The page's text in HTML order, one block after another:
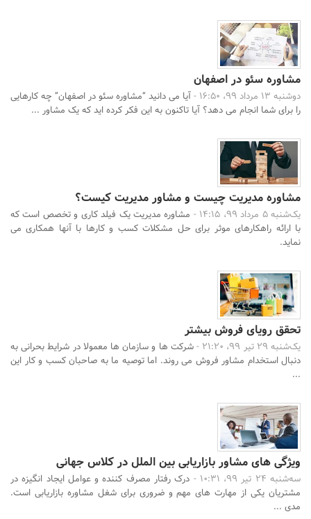
مشاوره سئو در اصفهان
دوشنبه 13 مرداد 99، 16:50 -
آیا می دانید “مشاوره سئو در اصفهان” چه کارهایی
را برای شما انجام می دهد؟ آیا تاکنون به این فکر کرده اید که یک مشاور ...
مشاوره مدیریت چیست و مشاور مدیریت کیست؟
یک‌شنبه 5 مرداد 99، 14:15 -
مشاوره مدیریت یک فیلد کاری و تخصص است که
با ارائه راهکارهای موثر برای حل مشکلات کسب و کارها با آنها همکاری می
نماید.
تحقق رویای فروش بیشتر
یک‌شنبه 29 تیر 99، 21:20 -
شرکت ها و سازمان ها معمولا در شرایط بحرانی به
دنبال استخدام مشاور فروش می روند. اما توصیه ما به صاحبان کسب و کار این
...
ویژگی های مشاور بازاریابی بین الملل در کلاس جهانی
سه‌شنبه 24 تیر 99، 10:31 -
درک رفتار مصرف کننده و عوامل ایجاد انگیزه در
مشتریان یکی از مهارت های مهم و ضروری برای شغل مشاوره بازاریابی است.
مدی ...